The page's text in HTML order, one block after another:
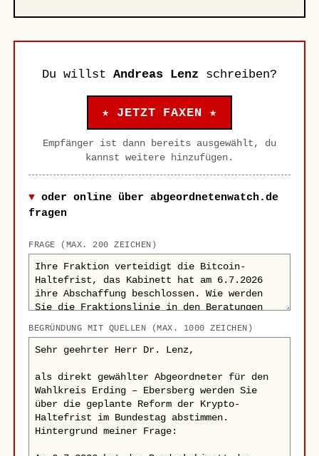
Du willst Andreas Lenz schreiben?
★ JETZT FAXEN ★
Empfänger ist dann bereits ausgewählt, du
kannst weitere hinzufügen.
oder online über abgeordnetenwatch.de
fragen
FRAGE (MAX. 200 ZEICHEN)
BEGRÜNDUNG MIT QUELLEN (MAX. 1000 ZEICHEN)